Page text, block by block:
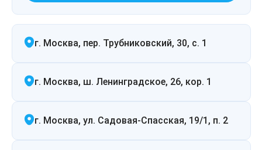
г. Москва, пер. Трубниковский, 30, с. 1
г. Москва, ш. Ленинградское, 26, кор. 1
г. Москва, ул. Садовая-Спасская, 19/1, п. 2